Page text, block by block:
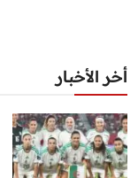
أخر الأخبار